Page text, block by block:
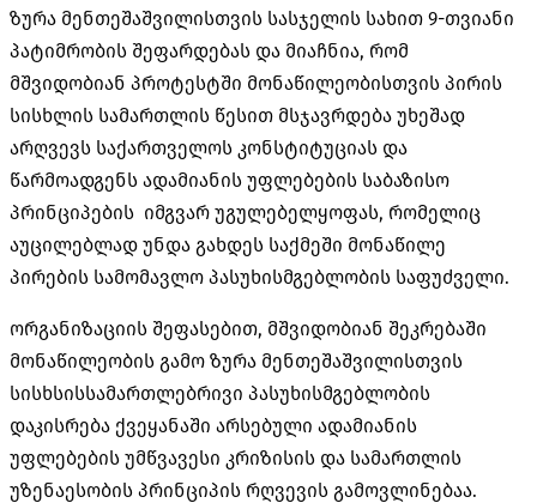
ზურა მენთეშაშვილისთვის სასჯელის სახით 9-თვიანი
პატიმრობის შეფარდებას და მიაჩნია, რომ
მშვიდობიან პროტესტში მონაწილეობისთვის პირის
სისხლის სამართლის წესით მსჯავრდება უხეშად
არღვევს საქართველოს კონსტიტუციას და
წარმოადგენს ადამიანის უფლებების საბაზისო
პრინციპების იმგვარ უგულებელყოფას, რომელიც
აუცილებლად უნდა გახდეს საქმეში მონაწილე
პირების სამომავლო პასუხისმგებლობის საფუძველი.
ორგანიზაციის შეფასებით, მშვიდობიან შეკრებაში
მონაწილეობის გამო ზურა მენთეშაშვილისთვის
სისხსისსამართლებრივი პასუხისმგებლობის
დაკისრება ქვეყანაში არსებული ადამიანის
უფლებების უმწვავესი კრიზისის და სამართლის
უზენაესობის პრინციპის რღვევის გამოვლინებაა.